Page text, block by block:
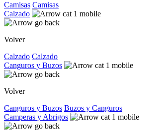
Camisas Camisas
Calzado
Volver
Calzado Calzado
Canguros y Buzos
Volver
Canguros y Buzos Buzos y Canguros
Camperas y Abrigos